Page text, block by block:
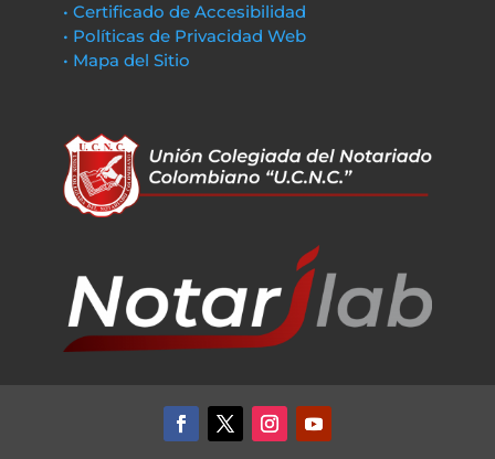
• Certificado de Accesibilidad
• Políticas de Privacidad Web
• Mapa del Sitio